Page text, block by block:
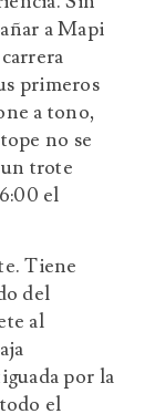
a Mapi
primeros
a tono,
no se
trote
el
Tiene
del
al
por la
el